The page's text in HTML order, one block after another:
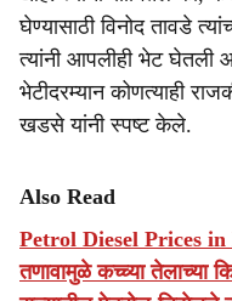
घेण्यासाठी विनोद तावडे
त्यांनी आपलीही भेट घेतली
भेटीदरम्यान कोणत्याही
खडसे यांनी स्पष्ट केले.
Also Read
Petrol Diesel Prices in
तणावामुळे कच्च्या